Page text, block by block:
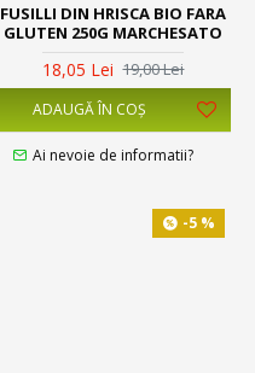
FUSILLI DIN HRISCA BIO FARA
GLUTEN 250G MARCHESATO
18,05 Lei 19,00 Lei
ADAUGĂ ÎN COŞ
Ai nevoie de informatii?
-5 %